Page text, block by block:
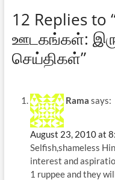
12 Replies to
ஊடகங்கள்:
செய்திகள்”
Rama says:
August 23, 2010 at
Selfish,shameless
interest and
1 ruppee and they